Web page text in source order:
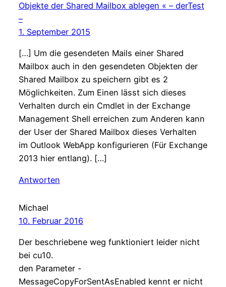
Objekte der Shared Mailbox ablegen « – derTest
–
1. September 2015
[…] Um die gesendeten Mails einer Shared
Mailbox auch in den gesendeten Objekten der
Shared Mailbox zu speichern gibt es 2
Möglichkeiten. Zum Einen lässt sich dieses
Verhalten durch ein Cmdlet in der Exchange
Management Shell erreichen zum Anderen kann
der User der Shared Mailbox dieses Verhalten
im Outlook WebApp konfigurieren (Für Exchange
2013 hier entlang). […]
Antworten
Michael
10. Februar 2016
Der beschriebene weg funktioniert leider nicht
bei cu10.
den Parameter -
MessageCopyForSentAsEnabled kennt er nicht